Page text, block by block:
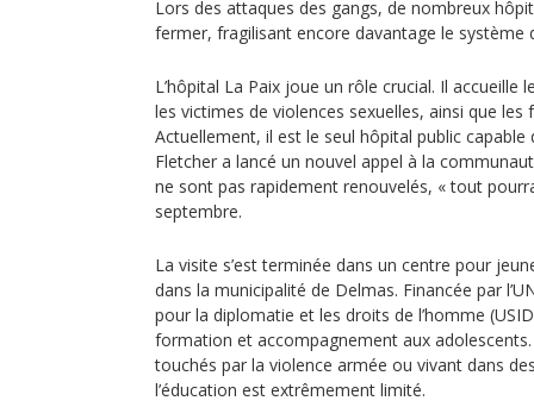
Lors des attaques des gangs, de nombreux
fermer, fragilisant encore davantage le système
L’hôpital La Paix joue un rôle crucial. Il accueille
les victimes de violences sexuelles, ainsi que
Actuellement, il est le seul hôpital public capable
Fletcher a lancé un nouvel appel à la
ne sont pas rapidement renouvelés, « tout
septembre.
La visite s’est terminée dans un centre pour
dans la municipalité de Delmas. Financée par
pour la diplomatie et les droits de l’homme
formation et accompagnement aux
touchés par la violence armée ou vivant dans
l’éducation est extrêmement limité.